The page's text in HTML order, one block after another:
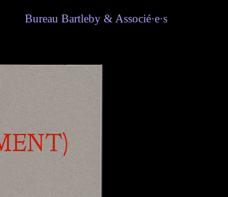
Bureau Bartleby & Associé·e·s